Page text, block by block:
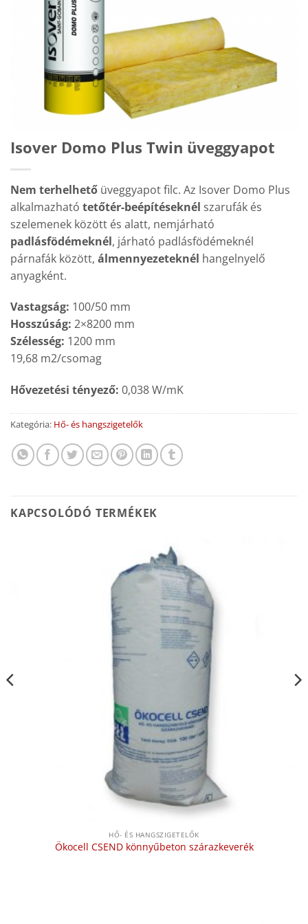
Isover Domo Plus Twin üveggyapot
Nem terhelhető üveggyapot filc. Az Isover Domo Plus
alkalmazható tetőtér-beépítéseknél szarufák és
szelemenek között és alatt, nemjárható
padlásfödémeknél, járható padlásfödémeknél
párnafák között, álmennyezeteknél hangelnyelő
anyagként.
Vastagság: 100/50 mm
Hosszúság: 2×8200 mm
Szélesség: 1200 mm
19,68 m2/csomag
Hővezetési tényező: 0,038 W/mK
Kategória: Hő- és hangszigetelők
KAPCSOLÓDÓ TERMÉKEK
HŐ- ÉS HANGSZIGETELŐK
Ökocell CSEND könnyűbeton szárazkeverék